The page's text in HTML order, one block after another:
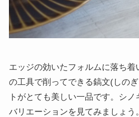
エッジの効いたフォルムに落ち着
の工具で削ってできる鎬文(しの
トがとても美しい一品です。シ
バリエーションを見てみましょう。